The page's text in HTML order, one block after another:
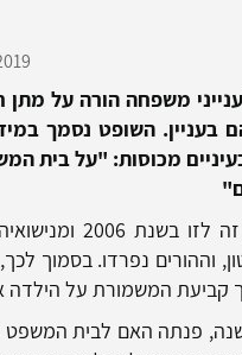
בעניין. השופט נסמך
מכוסות: "על בית
וההורים נפרדו. בסמוך
קביעת המשמורת על
פנתה האם לבית המשפט